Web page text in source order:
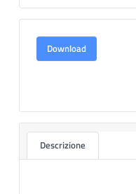
Download
Descrizione